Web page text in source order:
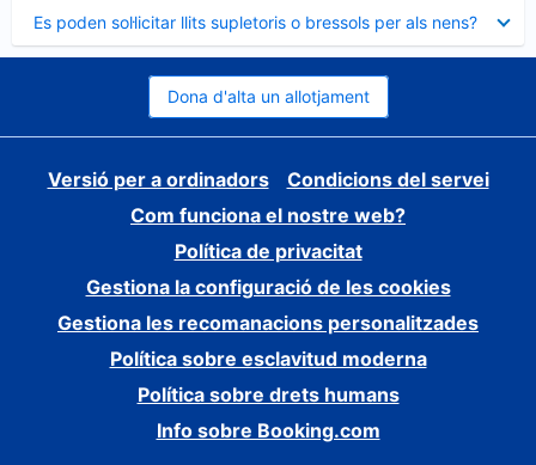
Es poden sol·licitar llits supletoris o bressols per als nens?
tancat
Dona d'alta un allotjament
Versió per a ordinadors
Condicions del servei
Com funciona el nostre web?
Política de privacitat
Gestiona la configuració de les cookies
Gestiona les recomanacions personalitzades
Política sobre esclavitud moderna
Política sobre drets humans
Info sobre Booking.com